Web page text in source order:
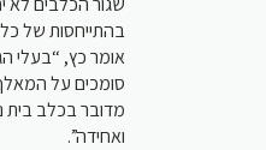
בהתייחסות של
אומר כץ, “בעלי
סומכים על
מדובר בכלב בית
ואחידה”.